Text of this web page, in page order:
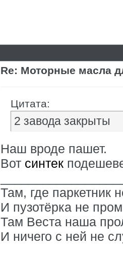
Re: Моторные масла
Цитата:
2 завода закрыты
Наш вроде пашет.
Вот синтек
Там, где паркетник
И пузотёрка не
Там Веста наша
И ничего с ней не